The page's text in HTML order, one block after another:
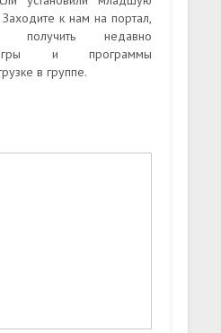
к нам на портал,
получить недавно
и программы
в группе.